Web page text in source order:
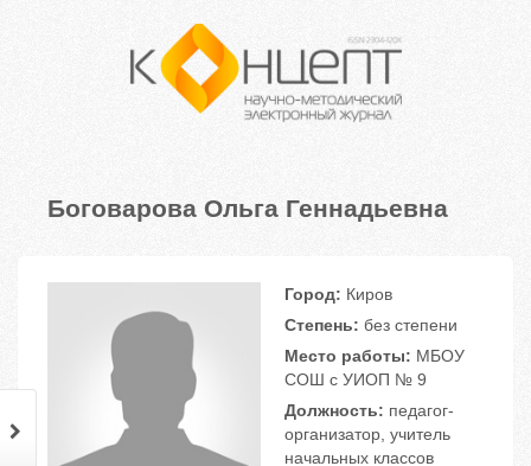
Боговарова Ольга Геннадьевна
Город: Киров
Степень: без степени
Место работы: МБОУ
СОШ с УИОП № 9
Должность: педагог-
организатор, учитель
начальных классов